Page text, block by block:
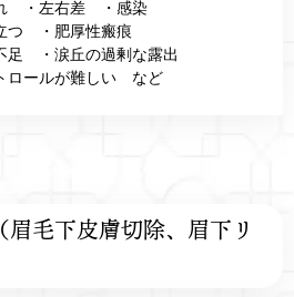
・左右差 ・感染
つ ・肥厚性瘢痕
足 ・涙丘の過剰な露出
ロールが難しい など
眉毛下皮膚切除、眉下リ